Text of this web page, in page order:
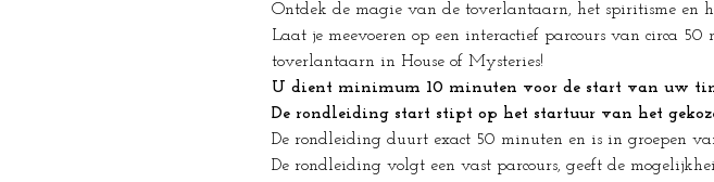
Ontdek de magie van de toverlantaarn, het spiritisme en
Laat je meevoeren op een interactief parcours van circa 50
toverlantaarn in House of Mysteries!
U dient minimum 10 minuten voor de start van uw
De rondleiding start stipt op het startuur van het
De rondleiding duurt exact 50 minuten en is in groepen
De rondleiding volgt een vast parcours, geeft de